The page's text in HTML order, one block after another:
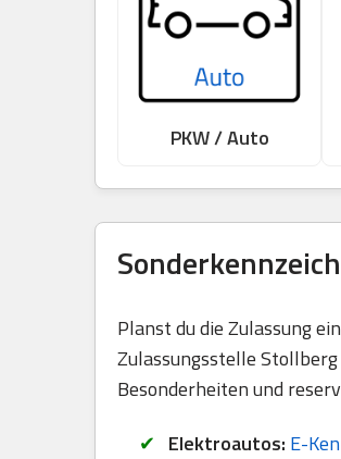
PKW / Auto
Planst du die Zulassung
Zulassungsstelle
Besonderheiten und
Elektroautos: E-